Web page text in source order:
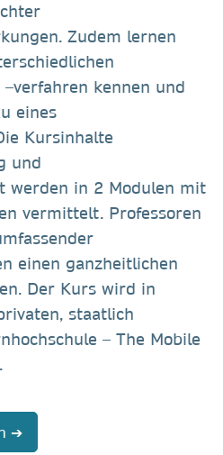
Zudem lernen
kennen und
eines
Kursinhalte
und
werden in 2 Modulen mit
vermittelt. Professoren
einen ganzheitlichen
Der Kurs wird in
staatlich
– The Mobile
➔